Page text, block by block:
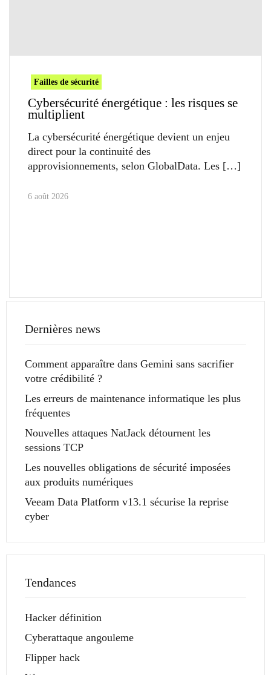
Failles de sécurité
Cybersécurité énergétique : les risques se
multiplient
La cybersécurité énergétique devient un enjeu
direct pour la continuité des
approvisionnements, selon GlobalData. Les
6 août 2026
Dernières news
Comment apparaître dans Gemini sans sacrifier
votre crédibilité ?
Les erreurs de maintenance informatique les plus
fréquentes
Nouvelles attaques NatJack détournent les
sessions TCP
Les nouvelles obligations de sécurité imposées
aux produits numériques
Veeam Data Platform v13.1 sécurise la reprise
cyber
Tendances
Hacker définition
Cyberattaque angouleme
Flipper hack